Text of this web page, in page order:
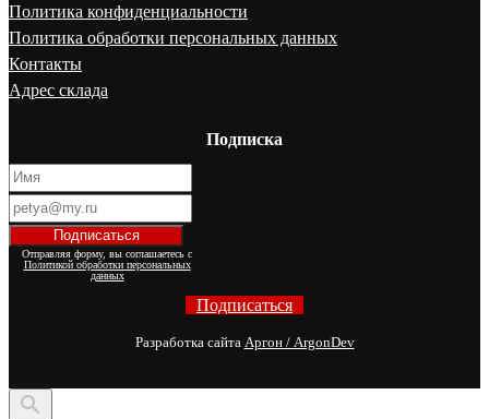
Политика конфиденциальности
Политика обработки персональных данных
Контакты
Адрес склада
Подписка
Отправляя форму, вы соглашаетесь с
Политикой обработки персональных
данных
Подписаться
Разработка сайта Аргон / ArgonDev
